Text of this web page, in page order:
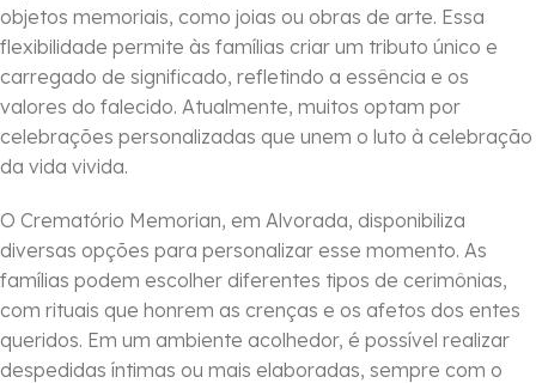
objetos memoriais, como joias ou obras de arte. Essa
flexibilidade permite às famílias criar um tributo único e
carregado de significado, refletindo a essência e os
valores do falecido. Atualmente, muitos optam por
celebrações personalizadas que unem o luto à celebração
da vida vivida.
O Crematório Memorian, em Alvorada, disponibiliza
diversas opções para personalizar esse momento. As
famílias podem escolher diferentes tipos de cerimônias,
com rituais que honrem as crenças e os afetos dos entes
queridos. Em um ambiente acolhedor, é possível realizar
despedidas íntimas ou mais elaboradas, sempre com o